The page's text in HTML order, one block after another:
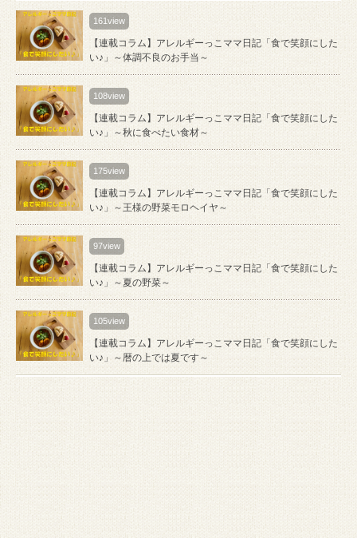
161view
【連載コラム】アレルギーっこママ日記「食で笑顔にした
い♪」～体調不良のお手当～
108view
【連載コラム】アレルギーっこママ日記「食で笑顔にした
い♪」～秋に食べたい食材～
175view
【連載コラム】アレルギーっこママ日記「食で笑顔にした
い♪」～王様の野菜モロヘイヤ～
97view
【連載コラム】アレルギーっこママ日記「食で笑顔にした
い♪」～夏の野菜～
105view
【連載コラム】アレルギーっこママ日記「食で笑顔にした
い♪」～暦の上では夏です～